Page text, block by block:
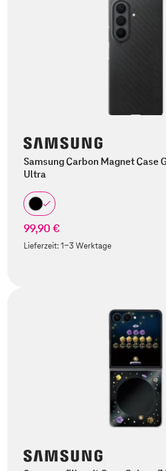
Samsung Carbon Magnet Case
Ultra
99,90 €
Lieferzeit:1-3 Werktage